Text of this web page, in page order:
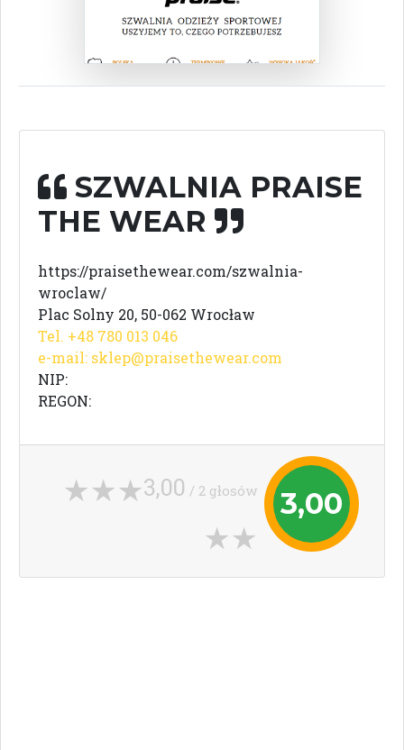
SZWALNIA PRAISE
THE WEAR
https://praisethewear.com/szwalnia-
wroclaw/
Plac Solny 20, 50-062 Wrocław
Tel. +48 780 013 046
e-mail: sklep@praisethewear.com
NIP:
REGON:
3,00
3,00 / 2 głosów